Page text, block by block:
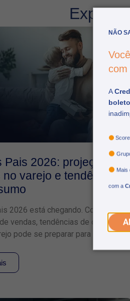
NÃO
com
A
boleto
Mais
com a
Pais 2026: projeções de
no varejo e tendências
2026 está chegando. Confira
vendas, tendências de consumo e
pode se preparar para aproveitar